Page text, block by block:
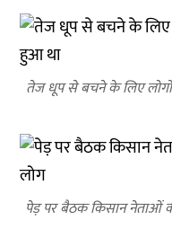
तेज धूप से बचने के लिए
पेड़ पर बैठक किसान